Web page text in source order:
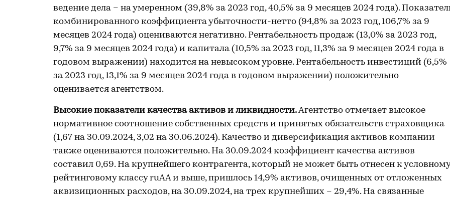
ведение дела – на умеренном (39,8% за 2023 год, 40,5% за 9 месяцев 2024 года).
комбинированного коэффициента убыточности-нетто (94,8% за 2023 год, 106,7% за 9
месяцев 2024 года) оцениваются негативно. Рентабельность продаж (13,0% за 2023 год,
9,7% за 9 месяцев 2024 года) и капитала (10,5% за 2023 год, 11,3% за 9 месяцев 2024 года в
годовом выражении) находится на невысоком уровне. Рентабельность инвестиций (6,5%
за 2023 год, 13,1% за 9 месяцев 2024 года в годовом выражении) положительно
оценивается агентством.
Высокие показатели качества активов и ликвидности.Агентство отмечает высокое
нормативное соотношение собственных средств и принятых обязательств страховщика
(1,67 на 30.09.2024, 3,02 на 30.06.2024). Качество и диверсификация активов компании
также оцениваются положительно. На 30.09.2024 коэффициент качества активов
составил 0,69. На крупнейшего контрагента, который не может быть отнесен к условному
рейтинговому классу ruAA и выше, пришлось 14,9% активов, очищенных от отложенных
аквизиционных расходов, на 30.09.2024, на трех крупнейших – 29,4%. На связанные